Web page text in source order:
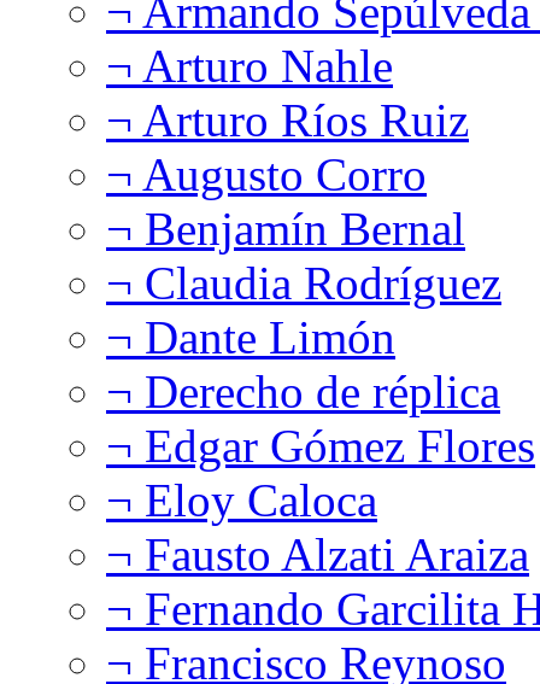
¬ Armando
¬ Arturo Nahle
¬ Arturo Ríos Ruiz
¬ Augusto Corro
¬ Benjamín Bernal
¬ Claudia Rodríguez
¬ Dante Limón
¬ Derecho de réplica
¬ Edgar Gómez Flores
¬ Eloy Caloca
¬ Fausto Alzati Araiza
¬ Fernando Garcilita
¬ Francisco Reynoso